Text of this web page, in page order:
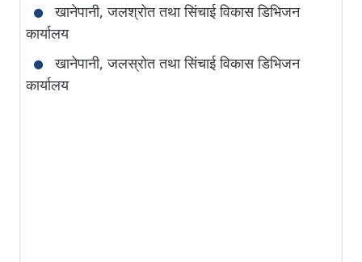
खानेपानी, जलश्रोत तथा सिंचाई विकास डिभिजन
कार्यालय
खानेपानी, जलस्रोत तथा सिंचाई विकास डिभिजन
कार्यालय